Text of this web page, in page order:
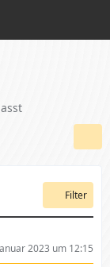
Filter
2023 um 12:15